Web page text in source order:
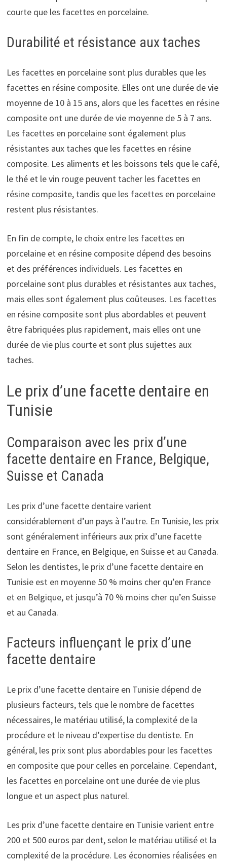
courte que les facettes en porcelaine.
Durabilité et résistance aux taches
Les facettes en porcelaine sont plus durables que les
facettes en résine composite. Elles ont une durée de vie
moyenne de 10 à 15 ans, alors que les facettes en résine
composite ont une durée de vie moyenne de 5 à 7 ans.
Les facettes en porcelaine sont également plus
résistantes aux taches que les facettes en résine
composite. Les aliments et les boissons tels que le café,
le thé et le vin rouge peuvent tacher les facettes en
résine composite, tandis que les facettes en porcelaine
restent plus résistantes.
En fin de compte, le choix entre les facettes en
porcelaine et en résine composite dépend des besoins
et des préférences individuels. Les facettes en
porcelaine sont plus durables et résistantes aux taches,
mais elles sont également plus coûteuses. Les facettes
en résine composite sont plus abordables et peuvent
être fabriquées plus rapidement, mais elles ont une
durée de vie plus courte et sont plus sujettes aux
taches.
Le prix d’une facette dentaire en
Tunisie
Comparaison avec les prix d’une
facette dentaire en France, Belgique,
Suisse et Canada
Les prix d’une facette dentaire varient
considérablement d’un pays à l’autre. En Tunisie, les prix
sont généralement inférieurs aux prix d’une facette
dentaire en France, en Belgique, en Suisse et au Canada.
Selon les dentistes, le prix d’une facette dentaire en
Tunisie est en moyenne 50 % moins cher qu’en France
et en Belgique, et jusqu’à 70 % moins cher qu’en Suisse
et au Canada.
Facteurs influençant le prix d’une
facette dentaire
Le prix d’une facette dentaire en Tunisie dépend de
plusieurs facteurs, tels que le nombre de facettes
nécessaires, le matériau utilisé, la complexité de la
procédure et le niveau d’expertise du dentiste. En
général, les prix sont plus abordables pour les facettes
en composite que pour celles en porcelaine. Cependant,
les facettes en porcelaine ont une durée de vie plus
longue et un aspect plus naturel.
Les prix d’une facette dentaire en Tunisie varient entre
200 et 500 euros par dent, selon le matériau utilisé et la
complexité de la procédure. Les économies réalisées en